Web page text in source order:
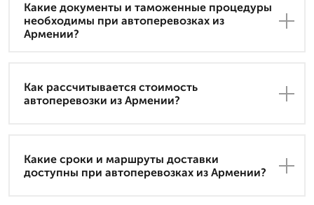
Какие документы и таможенные процедуры
необходимы при автоперевозках из
Армении?
Как рассчитывается стоимость
автоперевозки из Армении?
Какие сроки и маршруты доставки
доступны при автоперевозках из Армении?